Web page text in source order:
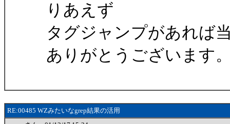
りあえず
タグジャンプがあれば
ありがとうございます
RE:00485 WZみたいなgrep結果の活用